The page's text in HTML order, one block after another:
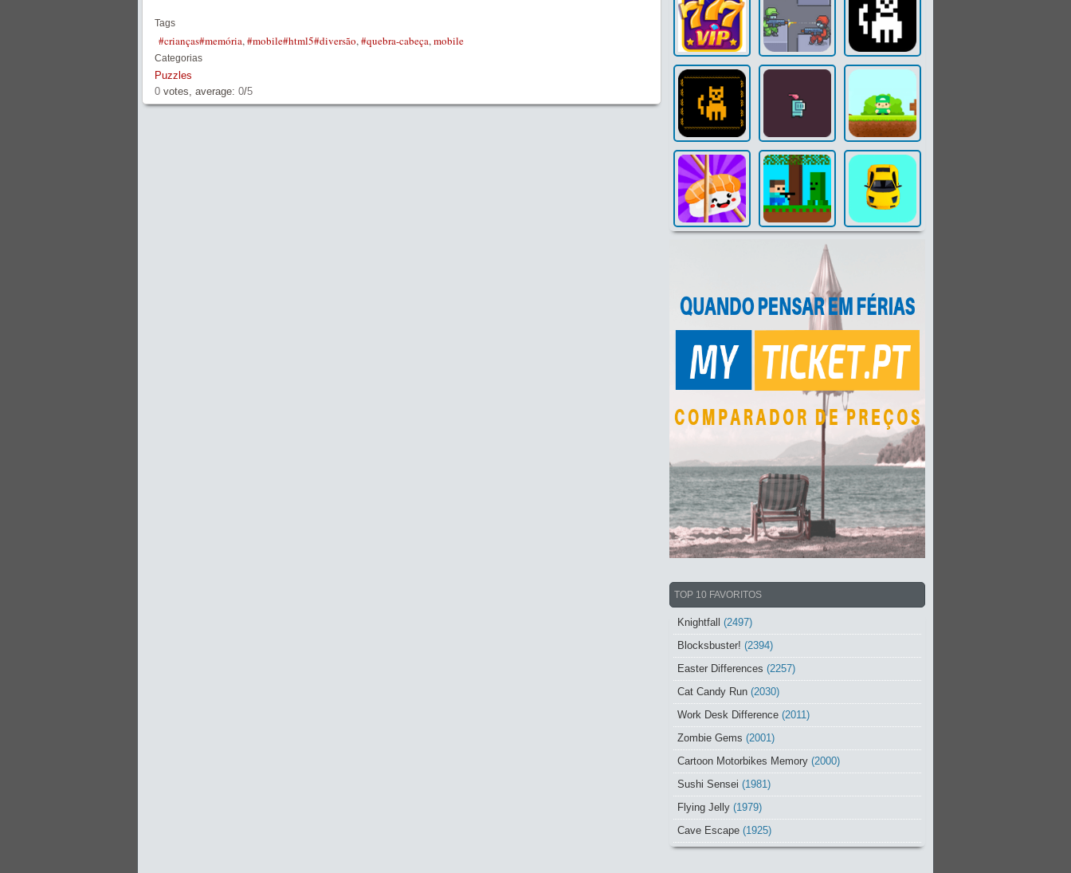
Tags
#crianças#memória,#mobile#html5#diversão,#quebra-cabeça,mobile
Categorias
Puzzles
0 votes, average: 0/5
TOP 10 FAVORITOS
Knightfall (2497)
Blocksbuster! (2394)
Easter Differences (2257)
Cat Candy Run (2030)
Work Desk Difference (2011)
Zombie Gems (2001)
Cartoon Motorbikes Memory (2000)
Sushi Sensei (1981)
Flying Jelly (1979)
Cave Escape (1925)